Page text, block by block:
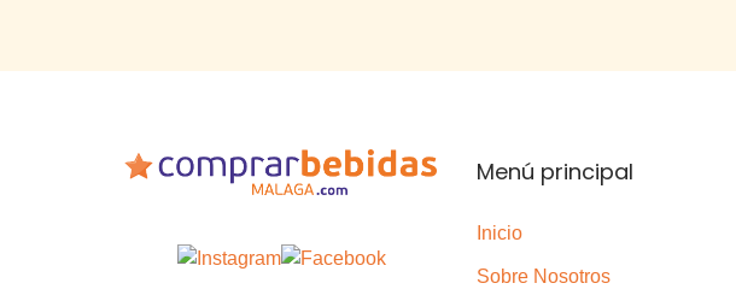
Menú principal
Inicio
Sobre Nosotros